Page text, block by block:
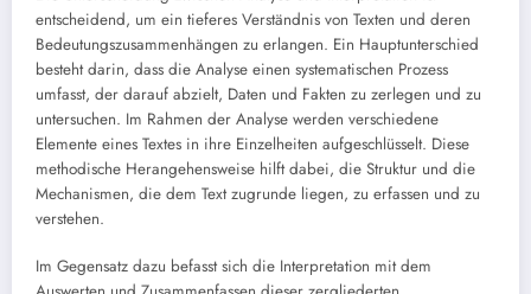
entscheidend, um ein tieferes Verständnis von Texten und deren
Bedeutungszusammenhängen zu erlangen. Ein Hauptunterschied
besteht darin, dass die Analyse einen systematischen Prozess
umfasst, der darauf abzielt, Daten und Fakten zu zerlegen und zu
untersuchen. Im Rahmen der Analyse werden verschiedene
Elemente eines Textes in ihre Einzelheiten aufgeschlüsselt. Diese
methodische Herangehensweise hilft dabei, die Struktur und die
Mechanismen, die dem Text zugrunde liegen, zu erfassen und zu
verstehen.
Im Gegensatz dazu befasst sich die Interpretation mit dem